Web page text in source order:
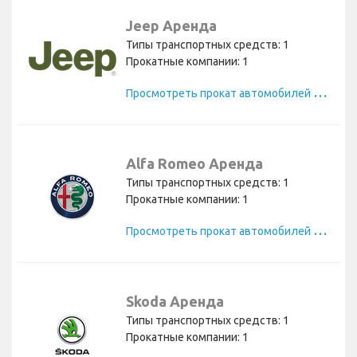
Jeep Аренда
Типы транспортных средств: 1
Прокатные компании: 1
П
росмотреть прокат автомобилей Jeep
Alfa Romeo Аренда
Типы транспортных средств: 1
Прокатные компании: 1
П
росмотреть прокат автомобилей Alfa Romeo
Skoda Аренда
Типы транспортных средств: 1
Прокатные компании: 1